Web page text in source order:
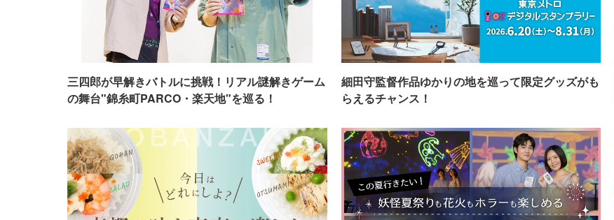
三四郎が早解きバトルに挑戦！リアル謎解きゲーム
の舞台"錦糸町PARCO・楽天地"を巡る！
細田守監督作品ゆかりの地を巡って限定グッズがも
らえるチャンス！